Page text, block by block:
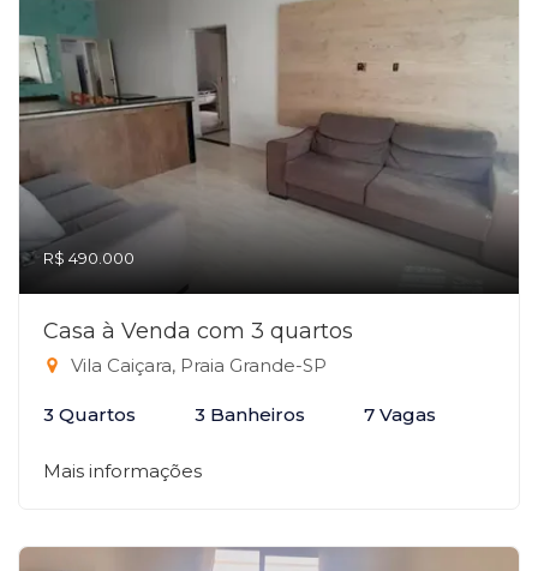
R$ 490.000
Casa à Venda com 3 quartos
Vila Caiçara, Praia Grande-SP
3 Quartos 3 Banheiros 7 Vagas
Mais informações